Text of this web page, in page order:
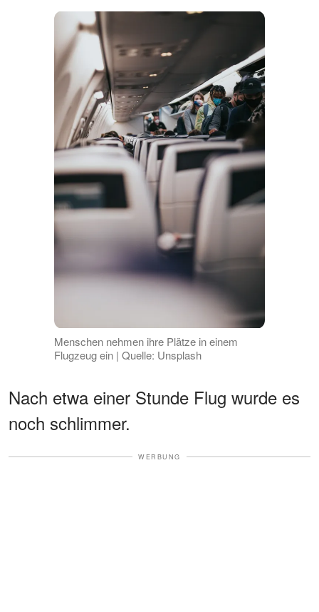
Menschen nehmen ihre Plätze in einem
Flugzeug ein | Quelle: Unsplash
Nach etwa einer Stunde Flug wurde es
noch schlimmer.
WERBUNG